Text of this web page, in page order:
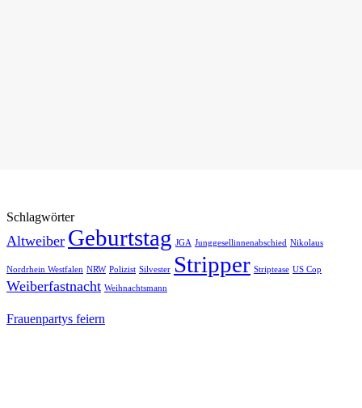
Schlagwörter
Altweiber Geburtstag JGA Junggesellinnenabschied Nikolaus
Nordrhein Westfalen NRW Polizist Silvester Stripper Striptease US Cop
Weiberfastnacht Weihnachtsmann
Frauenpartys feiern